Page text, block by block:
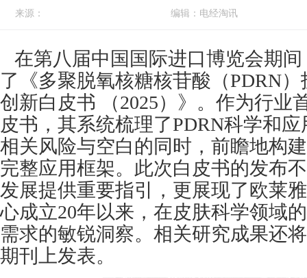
来源： 编辑：电经淘讯
在第八届中国国际进口博览会期
了《多聚脱氧核糖核苷酸（PDRN
创新白皮书 （2025）》。作为行业
皮书，其系统梳理了PDRN科学和
相关风险与空白的同时，前瞻地构
完整应用框架。此次白皮书的发布
发展提供重要指引，更展现了欧莱
心成立20年以来，在皮肤科学领域
需求的敏锐洞察。相关研究成果还
期刊上发表。